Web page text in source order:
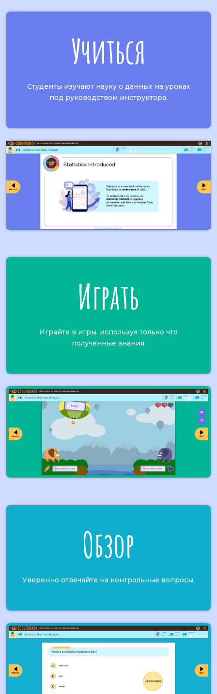
Учиться
Студенты изучают науку о данных на уроках
под руководством инструктора.
Играть
Играйте в игры, используя только что
полученные знания.
Обзор
Уверенно отвечайте на контрольные вопросы.